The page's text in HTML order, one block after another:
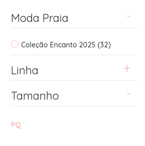
Moda Praia
Coleção Encanto 2025 (32)
Linha
Tamanho
PQ